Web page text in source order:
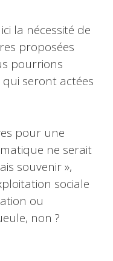
la nécessité de
proposées
pourrions
seront actées
pour une
ne serait
souvenir »,
sociale
ou
non ?